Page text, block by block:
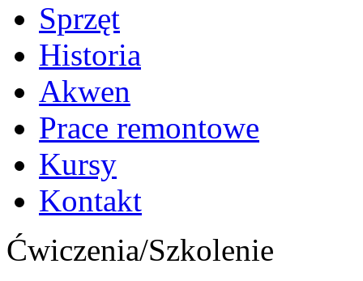
Sprzęt
Historia
Akwen
Prace remontowe
Kursy
Kontakt
Ćwiczenia/Szkolenie